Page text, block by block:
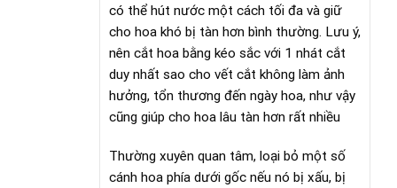
có thể hút nước một cách tối đa và giữ
cho hoa khó bị tàn hơn bình thường. Lưu ý,
nên cắt hoa bằng kéo sắc với 1 nhát cắt
duy nhất sao cho vết cắt không làm ảnh
hưởng, tổn thương đến ngày hoa, như vậy
cũng giúp cho hoa lâu tàn hơn rất nhiều
Thường xuyên quan tâm, loại bỏ một số
cánh hoa phía dưới gốc nếu nó bị xấu, bị